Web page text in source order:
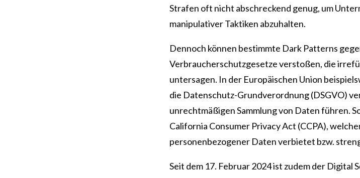
Strafen oft nicht abschreckend genug, um
manipulativer Taktiken abzuhalten.
Dennoch können bestimmte Dark Patterns
Verbraucherschutzgesetze verstoßen, die
untersagen. In der Europäischen Union
die Datenschutz-Grundverordnung (DSGVO)
unrechtmäßigen Sammlung von Daten führen.
California Consumer Privacy Act (CCPA),
personenbezogener Daten verbietet bzw.
Seit dem 17. Februar 2024 ist zudem der Digital